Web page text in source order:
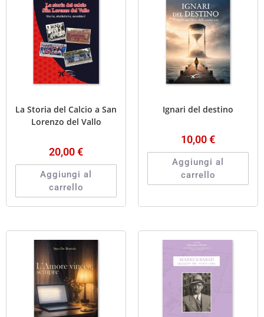
La Storia del Calcio a San
Lorenzo del Vallo
20,00€
Aggiungi al
carrello
Ignari del destino
10,00€
Aggiungi al
carrello